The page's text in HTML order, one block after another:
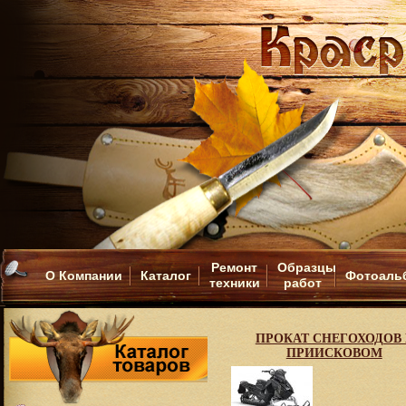
О Компании Каталог
Ремонт
техники
Образцы
работ
ПРОКАТ СНЕГОХОДОВ
ПРИИСКОВОМ